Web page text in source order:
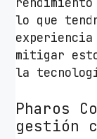
a
d
lo que
mitigar
la
Pharos
gestión